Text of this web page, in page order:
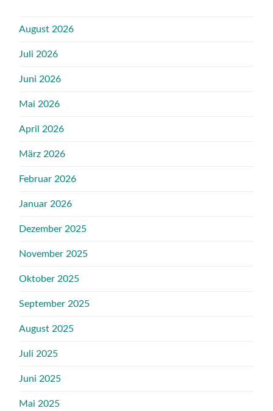
August 2026
Juli 2026
Juni 2026
Mai 2026
April 2026
März 2026
Februar 2026
Januar 2026
Dezember 2025
November 2025
Oktober 2025
September 2025
August 2025
Juli 2025
Juni 2025
Mai 2025